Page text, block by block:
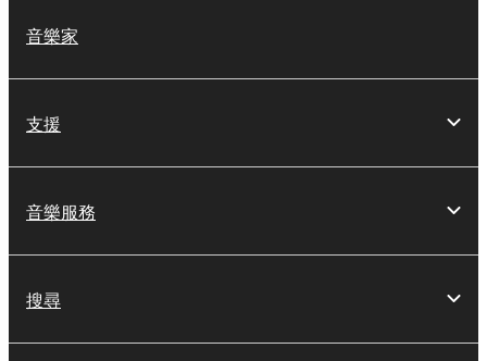
音樂家
支援
音樂服務
搜尋